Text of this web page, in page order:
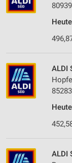
ALDI
ALDI
Verwendung
Inhalten
Geräte anhand
Informationen
Nicht-IAB-
Funktional